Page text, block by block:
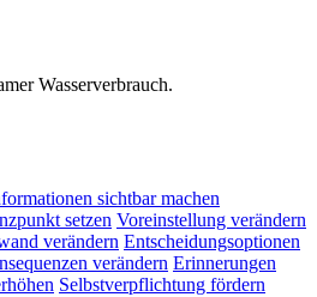
Wasserverbrauch.
sichtbar machen
setzen Voreinstellung verändern
verändern Entscheidungsoptionen
verändern Erinnerungen
Selbstverpflichtung fördern